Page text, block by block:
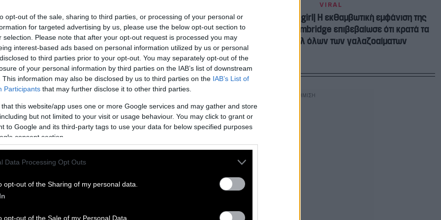
opt-out of the sale, sharing to third parties, or processing of your personal or
for targeted advertising by us, please use the below opt-out section to
selection. Please note that after your opt-out request is processed you may
interest-based ads based on personal information utilized by us or personal
to third parties prior to your opt-out. You may separately opt-out of the
of your personal information by third parties on the IAB’s list of downstream
This information may also be disclosed by us to third parties on the IAB’s List of
Participants that may further disclose it to other third parties.
that this website/app uses one or more Google services and may gather and store
but not limited to your visit or usage behaviour. You may click to grant or
to Google and its third-party tags to use your data for below specified purposes
consent section.
Data Processing Opt Outs
opt-out of the Sharing of my personal data.
opt-out of the Sale of my Personal Data.
VIRAL
Το απόλυτο Bond girl| H εκθαμβωτική εμφάνιση της
Δούκισσας του Cambridge επιβεβαίωσε ότι κρατά τα
ηνία του στυλ όλων των γαλαζοαίματων
Πώς κράτησαν κρυφή τη σχέση τους
τους αλλά η σχέση τους πέρασε από σαράντα
τον πριγκιπικό γάμο της Μ. Βρετανίας
πλέον, Κέιτ Μίντλετον, γίνονται κούκλες της Barbie
Barbie Dolls.